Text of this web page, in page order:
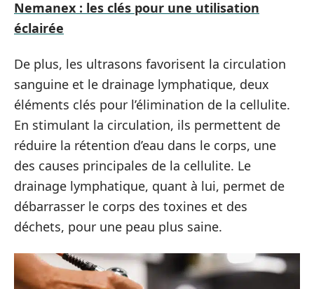
Nemanex : les clés pour une utilisation
éclairée
De plus, les ultrasons favorisent la circulation
sanguine et le drainage lymphatique, deux
éléments clés pour l’élimination de la cellulite.
En stimulant la circulation, ils permettent de
réduire la rétention d’eau dans le corps, une
des causes principales de la cellulite. Le
drainage lymphatique, quant à lui, permet de
débarrasser le corps des toxines et des
déchets, pour une peau plus saine.